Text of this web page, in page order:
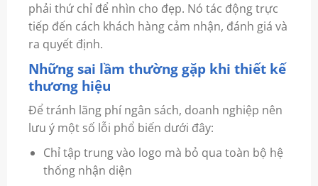
phải thứ chỉ để nhìn cho đẹp. Nó tác động trực
tiếp đến cách khách hàng cảm nhận, đánh giá và
ra quyết định.
Những sai lầm thường gặp khi thiết kế
thương hiệu
Để tránh lãng phí ngân sách, doanh nghiệp nên
lưu ý một số lỗi phổ biến dưới đây:
Chỉ tập trung vào logo mà bỏ qua toàn bộ hệ
thống nhận diện